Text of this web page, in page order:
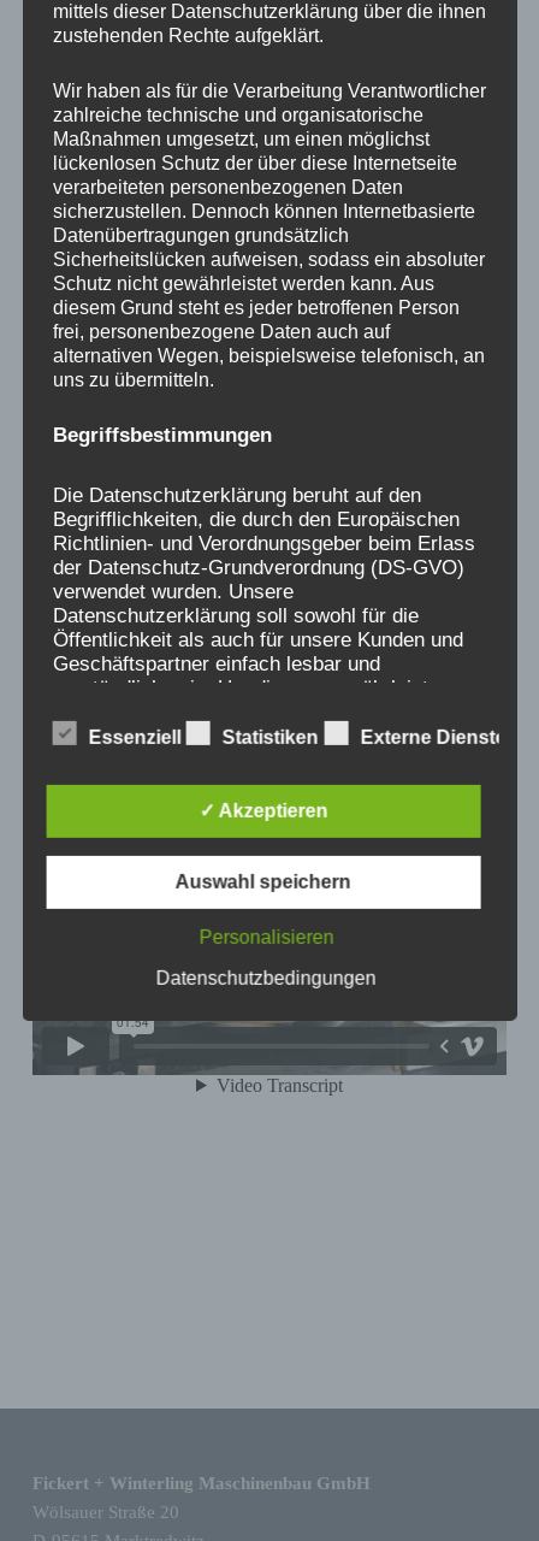
Tiefenanschlag für Kalibrierarbeiten
(Standadt bei ASPX)
Punktlaser zum Aufnehmen der Steinkontur ohne
Wasserstrahl
Automatische Intervallschmierung
DOWNLOAD FLYER ASP 160W
Zurück zur Hauptnavigation springen
Fickert + Winterling Maschinenbau GmbH
Wölsauer Straße 20
mittels dieser Datenschutzerklärung über die ihnen
zustehenden Rechte aufgeklärt.
Wir haben als für die Verarbeitung Verantwortlicher
zahlreiche technische und organisatorische
Maßnahmen umgesetzt, um einen möglichst
lückenlosen Schutz der über diese Internetseite
verarbeiteten personenbezogenen Daten
sicherzustellen. Dennoch können Internetbasierte
Datenübertragungen grundsätzlich
Sicherheitslücken aufweisen, sodass ein absoluter
Schutz nicht gewährleistet werden kann. Aus
diesem Grund steht es jeder betroffenen Person
frei, personenbezogene Daten auch auf
alternativen Wegen, beispielsweise telefonisch, an
uns zu übermitteln.
Begriffsbestimmungen
Die Datenschutzerklärung beruht auf den
Begrifflichkeiten, die durch den Europäischen
Richtlinien- und Verordnungsgeber beim Erlass
der Datenschutz-Grundverordnung (DS-GVO)
verwendet wurden. Unsere
Datenschutzerklärung soll sowohl für die
Öffentlichkeit als auch für unsere Kunden und
Geschäftspartner einfach lesbar und
verständlich sein. Um dies zu gewährleisten,
Begrifflichkeiten erläutern.
Wir verwenden in dieser Datenschutzerklärung
unter anderem die folgenden Begriffe:
a) personenbezogene Daten
Personenbezogene Daten sind alle
oder identifizierbare natürliche Person (im
Folgenden „betroffene Person") beziehen.
Als identifizierbar wird eine natürliche
Betroffene Person ist jede identifizierte oder
identifizierbare natürliche Person, deren
Essenziell Statistiken Externe Dienste
✓ Akzeptieren
Auswahl speichern
Personalisieren
Datenschutzbedingungen